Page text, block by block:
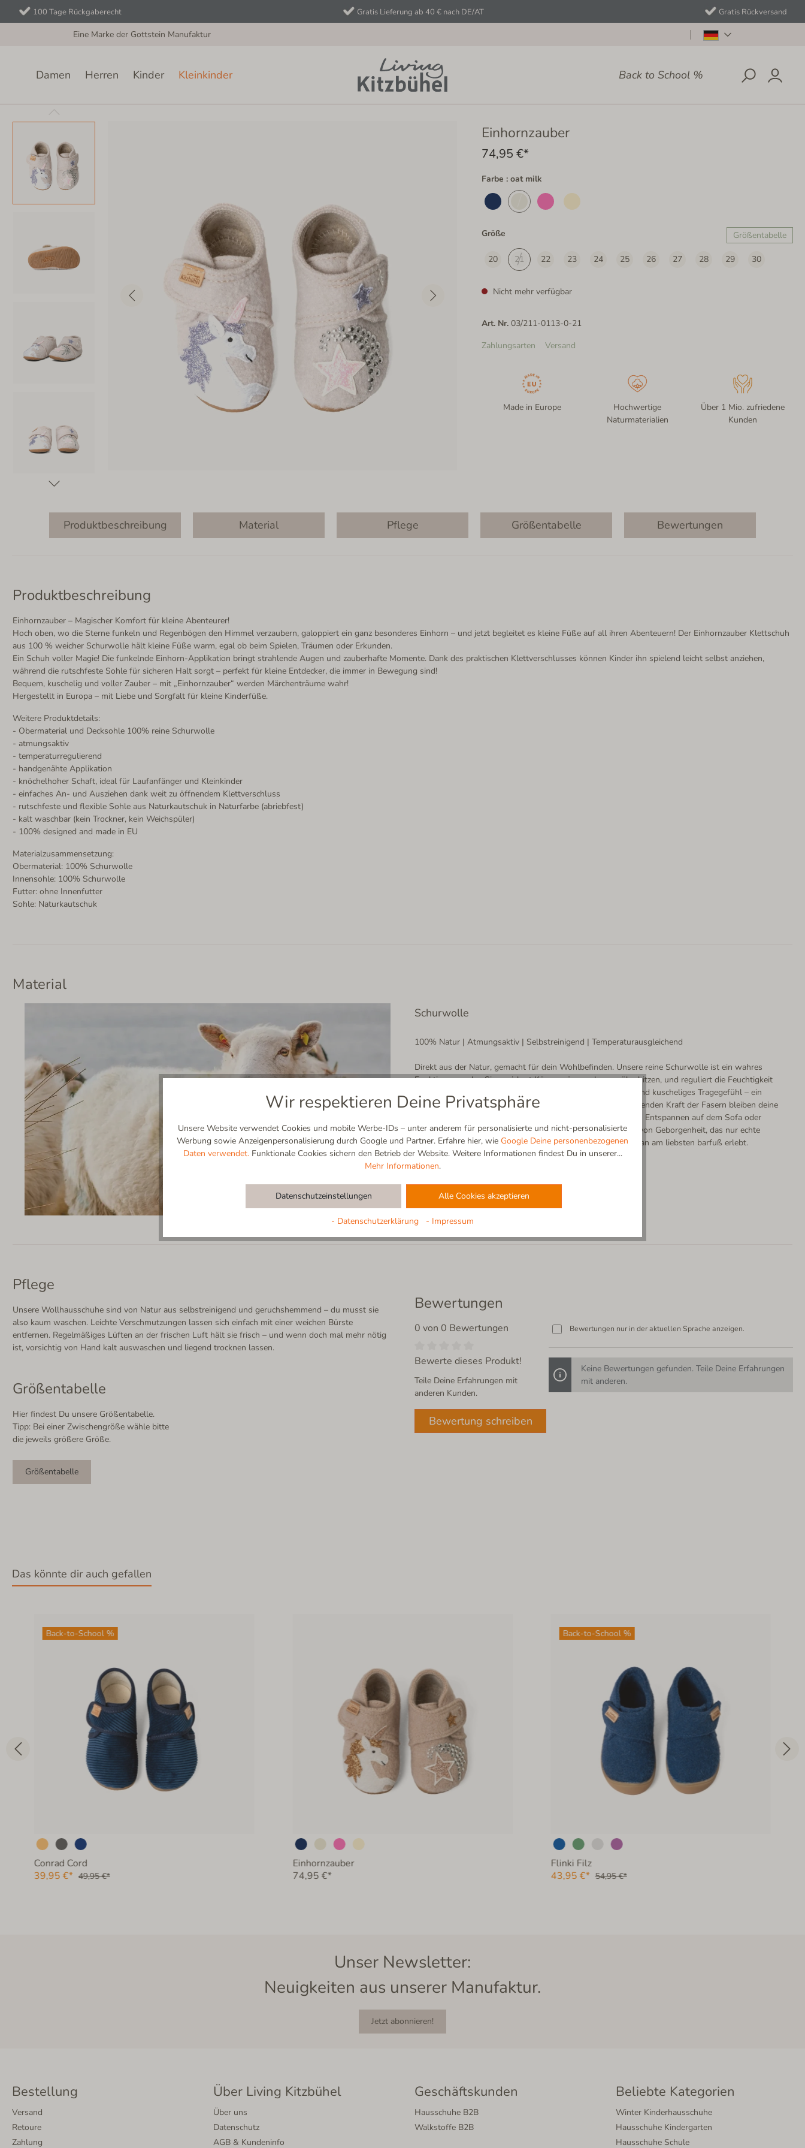
100 Tage Rückgaberecht Gratis Lieferung ab 40 € nach DE/AT Gratis Rückversand
Eine Marke der Gottstein Manufaktur
Back to School %
Damen Herren Kinder Kleinkinder
Einhornzauber
74,95 €*
Farbe : oat milk
Größe Größentabelle
20 21 22 23 24 25 26 27 28 29 30
Nicht mehr verfügbar
Art. Nr. 03/211-0113-0-21
Zahlungsarten
Versand
Made in Europe
Hochwertige
Naturmaterialien
Über 1 Mio. zufriedene
Kunden
Produktbeschreibung Material Pflege Größentabelle Bewertungen
Produktbeschreibung
Einhornzauber – Magischer Komfort für kleine Abenteurer!
Hoch oben, wo die Sterne funkeln und Regenbögen den Himmel verzaubern, galoppiert ein ganz besonderes Einhorn – und jetzt begleitet es kleine Füße auf all ihren Abenteuern! Der Einhornzauber Klettschuh
aus 100 % weicher Schurwolle hält kleine Füße warm, egal ob beim Spielen, Träumen oder Erkunden.
Ein Schuh voller Magie! Die funkelnde Einhorn-Applikation bringt strahlende Augen und zauberhafte Momente. Dank des praktischen Klettverschlusses können Kinder ihn spielend leicht selbst anziehen,
während die rutschfeste Sohle für sicheren Halt sorgt – perfekt für kleine Entdecker, die immer in Bewegung sind!
Bequem, kuschelig und voller Zauber – mit „Einhornzauber“ werden Märchenträume wahr!
Hergestellt in Europa – mit Liebe und Sorgfalt für kleine Kinderfüße.
Weitere Produktdetails:
- Obermaterial und Decksohle 100% reine Schurwolle
- atmungsaktiv
- temperaturregulierend
- handgenähte Applikation
- knöchelhoher Schaft, ideal für Laufanfänger und Kleinkinder
- einfaches An- und Ausziehen dank weit zu öffnendem Klettverschluss
- rutschfeste und flexible Sohle aus Naturkautschuk in Naturfarbe (abriebfest)
- kalt waschbar (kein Trockner, kein Weichspüler)
- 100% designed and made in EU
Materialzusammensetzung:
Obermaterial: 100% Schurwolle
Innensohle: 100% Schurwolle
Futter: ohne Innenfutter
Sohle: Naturkautschuk
Material
Schurwolle
100% Natur | Atmungsaktiv | Selbstreinigend | Temperaturausgleichend
Direkt aus der Natur, gemacht für dein Wohlbefinden. Unsere reine Schurwolle ist ein wahres
Funktionswunder: Sie speichert Körperwärme, ohne zu überhitzen, und reguliert die Feuchtigkeit
ganz natürlich. Das Ergebnis? Ein unvergleichlich trockenes und kuscheliges Tragegefühl – ein
Stück gesunde Natur an deinen Füßen. Dank der selbstreinigenden Kraft der Fasern bleiben deine
Hausschuhe zudem lange frisch und formbeständig. Ob beim Entspannen auf dem Sofa oder
beim ersten Kaffee am Morgen – genieße das sanfte Gefühl von Geborgenheit, das nur echte
Wolle bieten kann. Es ist der pure Komfort der Alpen, den man am liebsten barfuß erlebt.
Pflege
Unsere Wollhausschuhe sind von Natur aus selbstreinigend und geruchshemmend – du musst sie
also kaum waschen. Leichte Verschmutzungen lassen sich einfach mit einer weichen Bürste
entfernen. Regelmäßiges Lüften an der frischen Luft hält sie frisch – und wenn doch mal mehr nötig
ist, vorsichtig von Hand kalt auswaschen und liegend trocknen lassen.
Größentabelle
Hier findest Du unsere Größentabelle.
Tipp: Bei einer Zwischengröße wähle bitte
die jeweils größere Größe.
Größentabelle
Bewertungen
0 von 0 Bewertungen
Bewerte dieses Produkt!
Teile Deine Erfahrungen mit
anderen Kunden.
Bewertung schreiben
Bewertungen nur in der aktuellen Sprache anzeigen.
Keine Bewertungen gefunden. Teile Deine Erfahrungen
mit anderen.
Das könnte dir auch gefallen
Back-to-School %
Conrad Cord
39,95 €* 49,95 €*
Einhornzauber
74,95 €*
Back-to-School %
Flinki Filz
43,95 €* 54,95 €*
Unser Newsletter:
Neuigkeiten aus unserer Manufaktur.
Jetzt abonnieren!
Bestellung
Versand
Retoure
Zahlung
Über Living Kitzbühel
Über uns
Datenschutz
AGB & Kundeninfo
Geschäftskunden
Hausschuhe B2B
Walkstoffe B2B
Beliebte Kategorien
Winter Kinderhausschuhe
Hausschuhe Kindergarten
Hausschuhe Schule
Wir respektieren Deine Privatsphäre
Unsere Website verwendet Cookies und mobile Werbe-IDs – unter anderem für personalisierte und nicht-personalisierte
Werbung sowie Anzeigenpersonalisierung durch Google und Partner. Erfahre hier, wie Google Deine personenbezogenen
Daten verwendet.Funktionale Cookies sichern den Betrieb der Website. Weitere Informationen findest Du in unserer...
Mehr Informationen.
Datenschutzeinstellungen Alle Cookies akzeptieren
- Datenschutzerklärung - Impressum